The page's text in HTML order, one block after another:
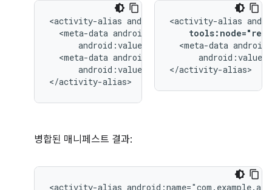
<activity-alias
<meta-data
<meta-data
android:value="@string/quack"/>
</activity-alias>
<activity-alias
<meta-data
</activity-alias>
병합된 매니페스트 결과:
<activity-alias